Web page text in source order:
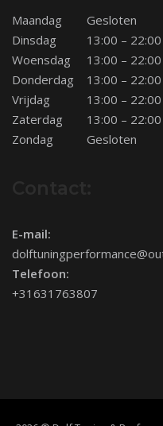
Maandag
Gesloten
Dinsdag
13:00 – 22:00
Woensdag
13:00 – 22:00
Donderdag
13:00 – 22:00
Vrijdag
13:00 – 22:00
Zaterdag
13:00 – 22:00
Zondag
Gesloten
E-mail:
Telefoon:
+31631763807